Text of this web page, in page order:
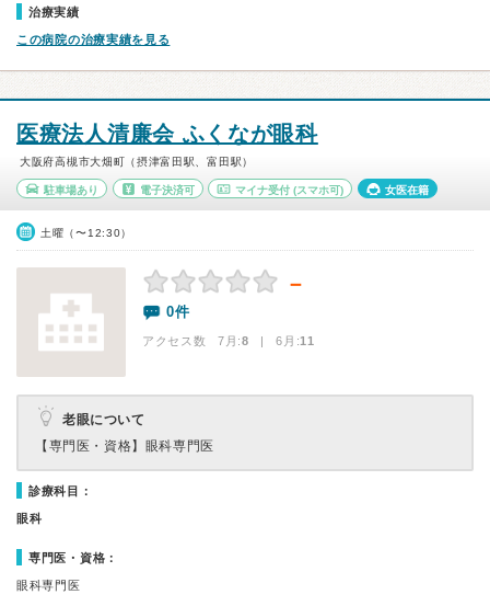
治療実績
この病院の治療実績を見る
医療法人清廉会 ふくなが眼科
大阪府高槻市大畑町（摂津富田駅、富田駅）
駐車場あり 電子決済可 マイナ受付 (スマホ可) 女医在籍
土曜（〜12:30）
－
0件
アクセス数 7月:8 | 6月:11
老眼について
【専門医・資格】 眼科専門医
診療科目：
眼科
専門医・資格：
眼科専門医